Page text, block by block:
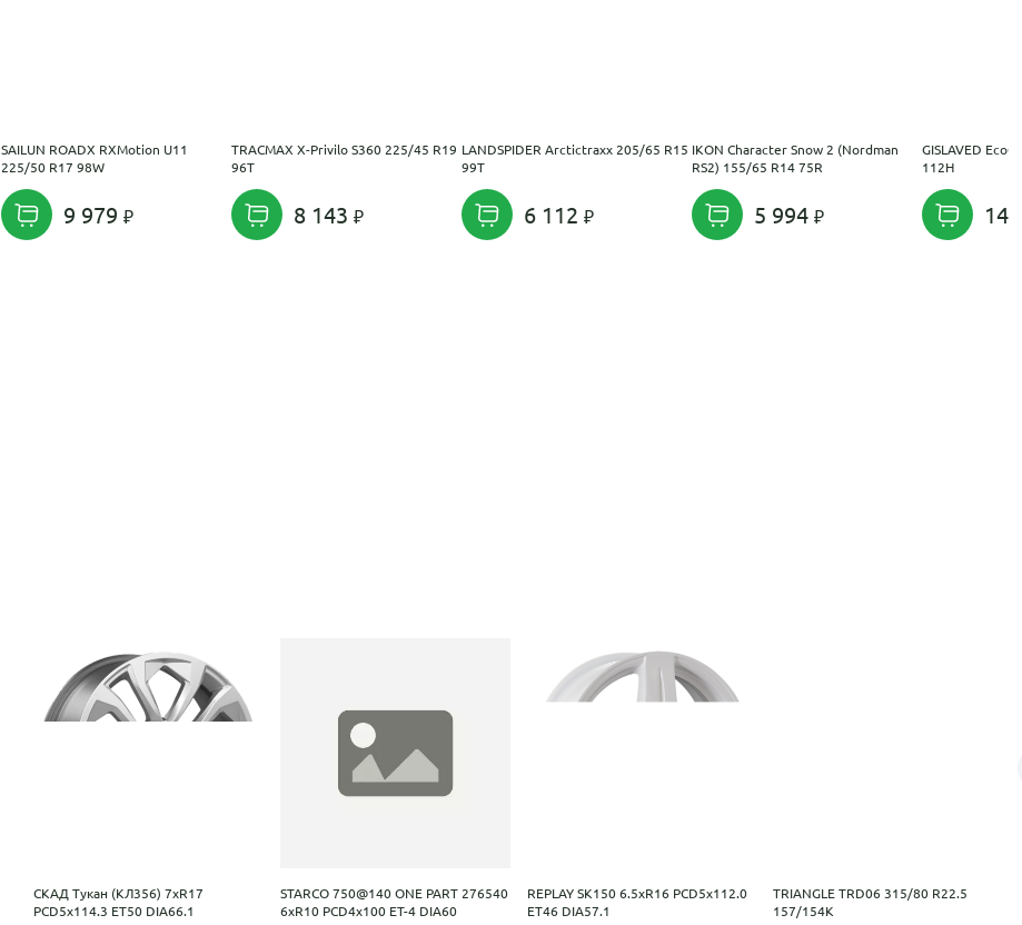
SAILUN ROADX RXMotion U11
225/50 R17 98W
9 979
TRACMAX X-Privilo S360 225/45 R19
96T
8 143
LANDSPIDER Arctictraxx 205/65 R15
99T
6 112
IKON Character Snow 2 (Nordman
RS2) 155/65 R14 75R
5 994
GISLAVED
112H
14
СКАД Тукан (КЛ356) 7xR17
PCD5x114.3 ET50 DIA66.1
STARCO 750@140 ONE PART 276540
6xR10 PCD4x100 ET-4 DIA60
REPLAY SK150 6.5xR16 PCD5x112.0
ET46 DIA57.1
TRIANGLE TRD06 315/80 R22.5
157/154K